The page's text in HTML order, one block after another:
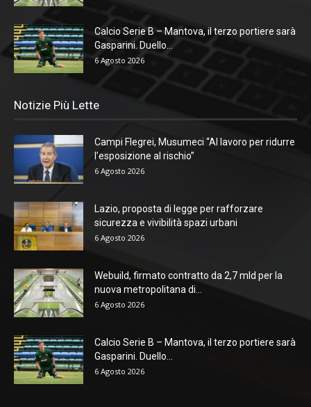
Calcio Serie B – Mantova, il terzo portiere sarà
Gasparini. Duello...
6 Agosto 2026
Notizie Più Lette
Campi Flegrei, Musumeci “Al lavoro per ridurre
l’esposizione al rischio”
6 Agosto 2026
Lazio, proposta di legge per rafforzare
sicurezza e vivibilità spazi urbani
6 Agosto 2026
Webuild, firmato contratto da 2,7 mld per la
nuova metropolitana di...
6 Agosto 2026
Calcio Serie B – Mantova, il terzo portiere sarà
Gasparini. Duello...
6 Agosto 2026